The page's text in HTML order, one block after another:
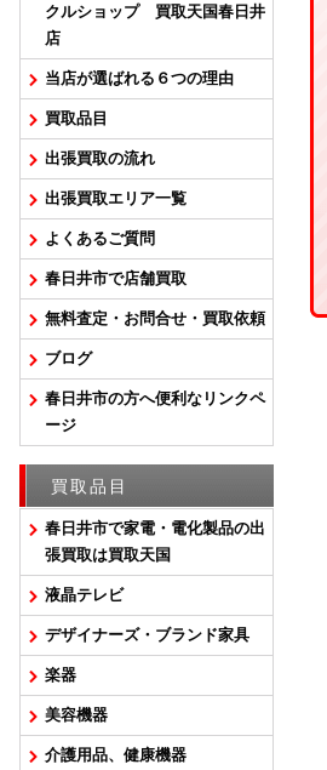
クルショップ 買取天国春日井
店
当店が選ばれる６つの理由
買取品目
出張買取の流れ
出張買取エリア一覧
よくあるご質問
春日井市で店舗買取
無料査定・お問合せ・買取依頼
ブログ
春日井市の方へ便利なリンクペ
ージ
買取品目
春日井市で家電・電化製品の出
張買取は買取天国
液晶テレビ
デザイナーズ・ブランド家具
楽器
美容機器
介護用品、健康機器